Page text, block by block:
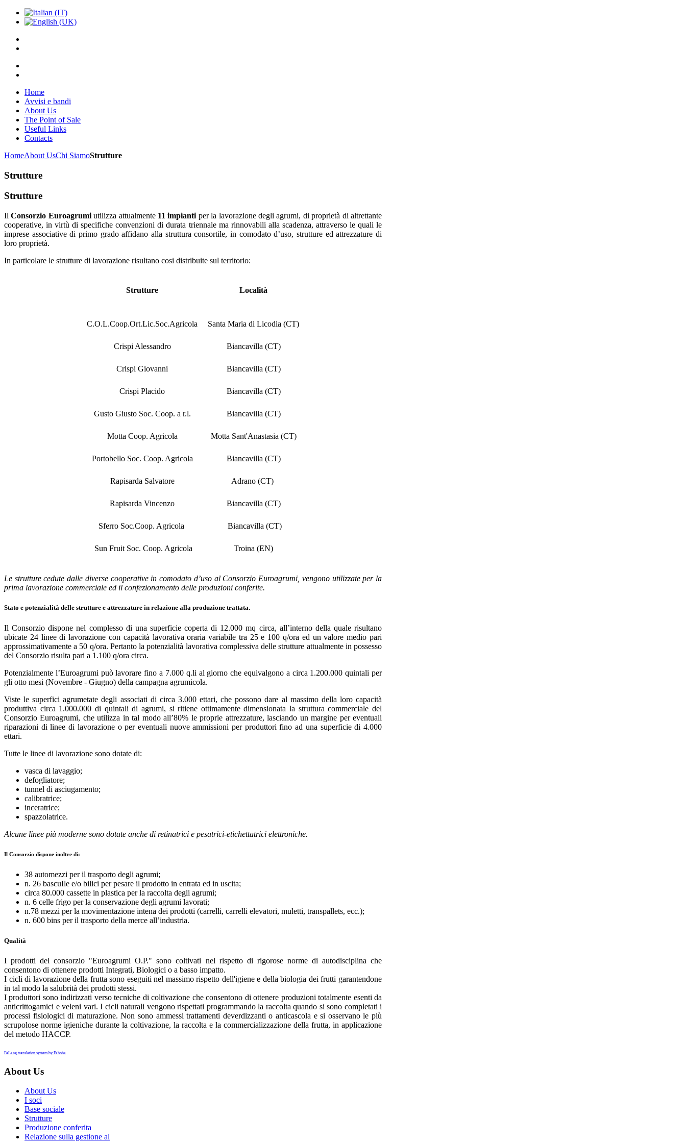
Home
Avvisi e bandi
About Us
The Point of Sale
Useful Links
Contacts
HomeAbout UsChi SiamoStrutture
Strutture
Strutture
Il Consorzio Euroagrumiutilizza attualmente 11 impianti per la lavorazione degli agrumi, di proprietà di altrettante
cooperative, in virtù di specifiche convenzioni di durata triennale ma rinnovabili alla scadenza, attraverso le quali le
imprese associative di primo grado affidano alla struttura consortile, in comodato d’uso, strutture ed attrezzature di
loro proprietà.
In particolare le strutture di lavorazione risultano cosi distribuite sul territorio:
Strutture Località
C.O.L.Coop.Ort.Lic.Soc.Agricola Santa Maria di Licodia (CT)
Crispi Alessandro Biancavilla (CT)
Crispi Giovanni Biancavilla (CT)
Crispi Placido Biancavilla (CT)
Gusto Giusto Soc. Coop. a r.l. Biancavilla (CT)
Motta Coop. Agricola Motta Sant'Anastasia (CT)
Portobello Soc. Coop. Agricola Biancavilla (CT)
Rapisarda Salvatore Adrano (CT)
Rapisarda Vincenzo Biancavilla (CT)
Sferro Soc.Coop. Agricola Biancavilla (CT)
Sun Fruit Soc. Coop. Agricola Troina (EN)
Le strutture cedute dalle diverse cooperative in comodato d’uso al Consorzio Euroagrumi, vengono utilizzate per la
prima lavorazione commerciale ed il confezionamento delle produzioni conferite.
Stato e potenzialità delle strutture e attrezzature in relazione alla produzione trattata.
Il Consorzio dispone nel complesso di una superficie coperta di 12.000 mq circa, all’interno della quale risultano
ubicate 24 linee di lavorazione con capacità lavorativa oraria variabile tra 25 e 100 q/ora ed un valore medio pari
approssimativamente a 50 q/ora. Pertanto la potenzialità lavorativa complessiva delle strutture attualmente in possesso
del Consorzio risulta pari a 1.100 q/ora circa.
Potenzialmente l’Euroagrumi può lavorare fino a 7.000 q.li al giorno che equivalgono a circa 1.200.000 quintali per
gli otto mesi (Novembre - Giugno) della campagna agrumicola.
Viste le superfici agrumetate degli associati di circa 3.000 ettari, che possono dare al massimo della loro capacità
produttiva circa 1.000.000 di quintali di agrumi, si ritiene ottimamente dimensionata la struttura commerciale del
Consorzio Euroagrumi, che utilizza in tal modo all’80% le proprie attrezzature, lasciando un margine per eventuali
riparazioni di linee di lavorazione o per eventuali nuove ammissioni per produttori fino ad una superficie di 4.000
ettari.
Tutte le linee di lavorazione sono dotate di:
vasca di lavaggio;
defogliatore;
tunnel di asciugamento;
calibratrice;
inceratrice;
spazzolatrice.
Alcune linee più moderne sono dotate anche di retinatrici e pesatrici-etichettatrici elettroniche.
Il Consorzio dispone inoltre di:
38 automezzi per il trasporto degli agrumi;
n. 26 bascuIle e/o bilici per pesare il prodotto in entrata ed in uscita;
circa 80.000 cassette in plastica per la raccolta degli agrumi;
n. 6 celle frigo per la conservazione degli agrumi lavorati;
n.78 mezzi per la movimentazione intena dei prodotti (carrelli, carrelli elevatori, muletti, transpallets, ecc.);
n. 600 bins per il trasporto della merce all’industria.
Qualità
I prodotti del consorzio "Euroagrumi O.P." sono coltivati nel rispetto di rigorose norme di autodisciplina che
consentono di ottenere prodotti Integrati, Biologici o a basso impatto.
I cicli di lavorazione della frutta sono eseguiti nel massimo rispetto dell'igiene e della biologia dei frutti garantendone
in tal modo la salubrità dei prodotti stessi.
I produttori sono indirizzati verso tecniche di coltivazione che consentono di ottenere produzioni totalmente esenti da
anticrittogamici e veleni vari. I cicli naturali vengono rispettati programmando la raccolta quando si sono completati i
processi fisiologici di maturazione. Non sono ammessi trattamenti deverdizzanti o anticascola e si osservano le più
scrupolose norme igieniche durante la coltivazione, la raccolta e la commercializzazione della frutta, in applicazione
del metodo HACCP.
FaLang translation system by Faboba
About Us
About Us
I soci
Base sociale
Strutture
Produzione conferita
Relazione sulla gestione al